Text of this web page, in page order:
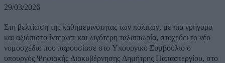
29/03/2026
Στη βελτίωση της καθημερινότητας των πολιτών, με πιο γρήγορο
και αξιόπιστο ίντερνετ και λιγότερη ταλαιπωρία, στοχεύει το νέο
νομοσχέδιο που παρουσίασε στο Υπουργικό Συμβούλιο ο
υπουργός Ψηφιακής Διακυβέρνησης Δημήτρης Παπαστεργίου, στο